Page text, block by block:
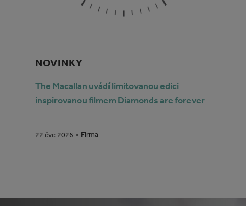
NOVINKY
The Macallan uvádí limitovanou edici
inspirovanou filmem Diamonds are forever
22 čvc 2026 Firma